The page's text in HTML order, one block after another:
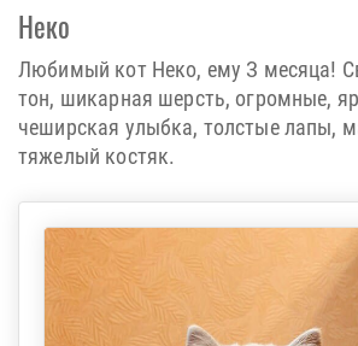
Неко
Любимый кот Неко, ему 3 месяца!
тон, шикарная шерсть, огромные,
чеширская улыбка, толстые лапы,
тяжелый костяк.